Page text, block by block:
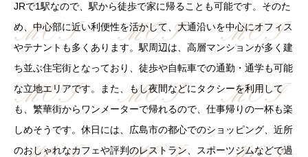
JRで1駅なので、駅から徒歩で家に帰ることも可能です。そのた
め、中心部に近い利便性を活かして、大通沿いを中心にオフィス
やテナントも多くあります。駅周辺は、高層マンションが多く建
ち並ぶ住宅街となっており、徒歩や自転車での通勤・通学も可能
な立地エリアです。また、もし夜間などにタクシーを利用して
も、繁華街からワンメーターで帰れるので、仕事帰りの一杯も楽
しめそうです。休日には、広島市の都心でのショッピング、近所
のおしゃれなカフェや評判のレストラン、スポーツジムなどで過